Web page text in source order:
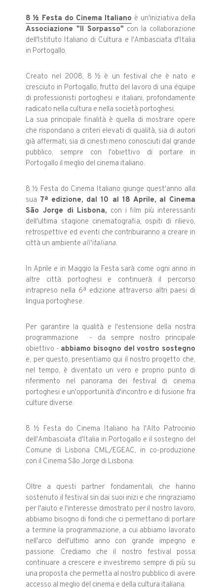
8 ½ Festa do Cinema Italiano è un'iniziativa della
Associazione "Il Sorpasso" con la collaborazione
dell'Istituto Italiano di Cultura e l'Ambasciata d'Italia
in Portogallo.
Creato nel 2008, 8 ½ è un festival che è nato e
cresciuto in Portogallo, frutto del lavoro di una équipe
di professionisti portoghesi e italiani, profondamente
radicato nella cultura e nella società portoghesi.
La sua principale finalità è quella di mostrare opere
che rispondano a criteri elevati di qualità, sia di autori
già affermati, sia di cinesti meno conosciuti dal grande
pubblico, sempre con l'obiettivo di portare in
Portogallo il meglio del cinema italiano.
8 ½ Festa do Cinema Italiano giunge quest'anno alla
sua 7ª edizione, dal 10 al 18 Aprile, al Cinema
São Jorge di Lisbona, con i film più interessanti
dell'ultima stagione cinematografia, ospiti di rilievo,
retrospettive ed eventi che contribuiranno a creare in
città un ambiente all'italiana.
In Aprile e in Maggio la Festa sarà come ogni anno in
altre città portoghesi e continuerà il percorso
intrapreso nella 6ª edizione attraverso altri paesi di
lingua portoghese.
Per garantire la qualità e l'estensione della nostra
programmazione - da sempre nostro principale
obiettivo - abbiamo bisogno del vostro sostegno
e, per questo, presentiamo qui il nostro progetto che,
nel tempo, è diventato un vero e proprio punto di
riferimento nel panorama dei festival di cinema
portoghesi e un'opportunità d'incontro e di fusione fra
culture diverse.
8 ½ Festa do Cinema Italiano ha l'Alto Patrocinio
dell'Ambasciata d'Italia in Portogallo e il sostegno del
Comune di Lisbona CML/EGEAC, in co-produzione
con il Cinema São Jorge di Lisbona.
Oltre a questi partner fondamentali, che hanno
sostenuto il festival sin dai suoi inizi e che ringraziamo
per l'aiuto e l'interesse dimostrato per il nostro lavoro,
abbiamo bisogno di fondi che ci permettano di portare
a termine la programmazione, a cui abbiamo lavorato
nell'arco dell'ultimo anno con grande impegno e
passione. Crediamo che il nostro festival possa
continuare a crescere e investiremo sempre di più su
una proposta che permetta al nostro pubblico di avere
accesso al meglio del cinema e della cultura italiana.